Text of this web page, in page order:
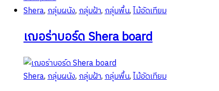
฿179.00
has
variants.
The
options
may
Shera,กลุ่มผนัง,กลุ่มฝ้า,กลุ่มพื้น,ไม้อัดเทียม
เฌอร่าบอร์ด Shera board
Shera,กลุ่มผนัง,กลุ่มฝ้า,กลุ่มพื้น,ไม้อัดเทียม